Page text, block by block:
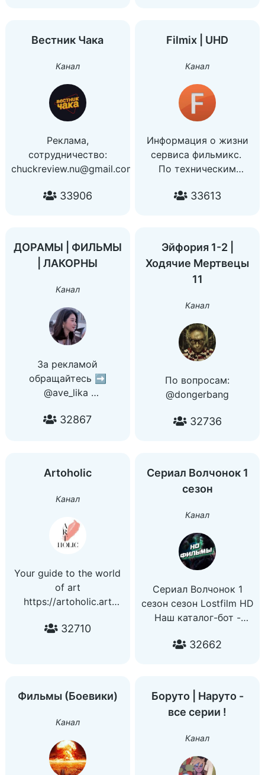
ИХ СОДЕРЖАНИЕ
Вестник Чака
Канал
Реклама,
сотрудничество:
chuckreview.nu@gmail.com
33906
Filmix | UHD
Канал
Информация о жизни
сервиса фильмикс.
По техническим
support@filmix.me
33613
ДОРАМЫ | ФИЛЬМЫ
| ЛАКОРНЫ
Канал
За рекламой
обращайтесь ➡
@ave_lika
дораму
32867
Эйфория 1-2 |
Ходячие Мертвецы
11
Канал
По вопросам:
@dongerbang
32736
Artoholic
Канал
Your guide to the world
of art
https://artoholic.art
нас:
artoholicmsc@gmail.com
https://t.me/artoholicmsc/1539
32710
Сериал Волчонок 1
сезон
Канал
Сериал Волчонок 1
сезон сезон Lostfilm HD
Наш каталог-бот -
Рекламный прайс -
сотрудничества
@kinolord
32662
Фильмы (Боевики)
Канал
Боруто | Наруто -
все серии !
Канал